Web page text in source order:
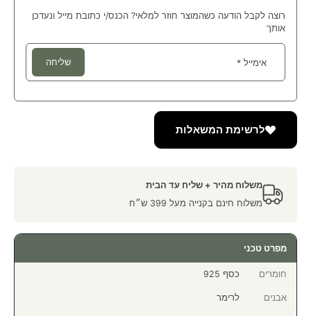
רוצה לקבל הודעה כשהמוצר חוזר למלאי? הכנס/י כתובת מייל ונעדכן
אותך
אימייל * שליחה
לרשימת המשאלות
משלוח מהיר + שליח עד הבית
משלוח חינם בקנייה מעל 399 ש״ח
מפרט טכני
חומרים כסף 925
אבנים לרימר